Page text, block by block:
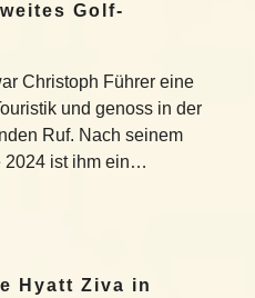
Golf-
Christoph Führer eine
und genoss in der
Ruf. Nach seinem
2024 ist ihm ein…
Hyatt Ziva in